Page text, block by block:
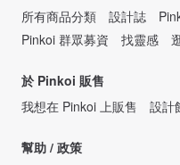
所有商品分類
設計誌
Pinkoi 群眾募資
找靈感
於 Pinkoi 販售
我想在 Pinkoi 上販售
設計
幫助 / 政策